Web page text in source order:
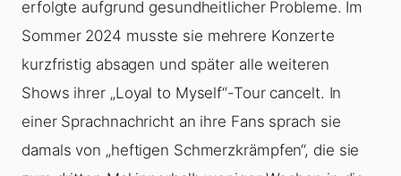
erfolgte aufgrund gesundheitlicher Probleme. Im
Sommer 2024 musste sie mehrere Konzerte
kurzfristig absagen und später alle weiteren
Shows ihrer „Loyal to Myself“-Tour cancelt. In
einer Sprachnachricht an ihre Fans sprach sie
damals von „heftigen Schmerzkrämpfen“, die sie